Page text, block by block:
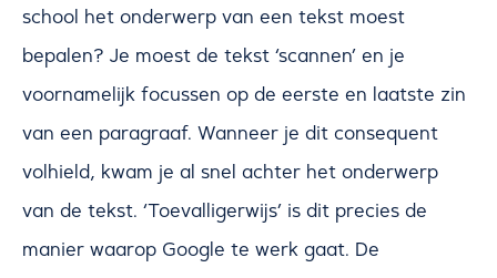
school het onderwerp van een tekst moest
bepalen? Je moest de tekst ‘scannen’ en je
voornamelijk focussen op de eerste en laatste zin
van een paragraaf. Wanneer je dit consequent
volhield, kwam je al snel achter het onderwerp
van de tekst. ‘Toevalligerwijs’ is dit precies de
manier waarop Google te werk gaat. De